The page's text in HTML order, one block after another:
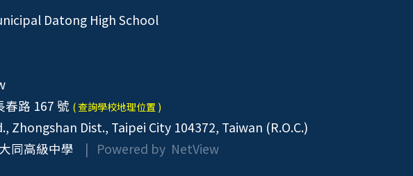
Datong High School
路 167 號 ( 查詢學校地理位置 )
Zhongshan Dist., Taipei City 104372, Taiwan (R.O.C.)
同高級中學
| Powered by NetView